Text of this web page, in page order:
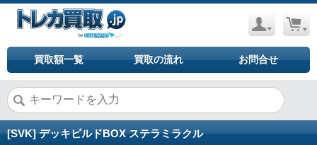
買取額一覧 買取の流れ お問合せ
[SVK] デッキビルドBOX ステラミラクル